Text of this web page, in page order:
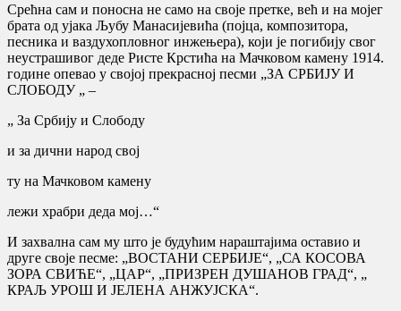
Срећна сам и поносна не само на своје претке, већ и на мојег
брата од ујака Љубу Манасијевића (појца, композитора,
песника и ваздухопловног инжењера), који је погибију свог
неустрашивог деде Ристе Крстића на Мачковом камену 1914.
године опевао у својој прекрасној песми „ЗА СРБИЈУ И
СЛОБОДУ „ –
„ За Србију и Слободу
и за дични народ свој
ту на Мачковом камену
лежи храбри деда мој…“
И захвална сам му што је будућим нараштајима оставио и
друге своје песме: „ВОСТАНИ СЕРБИЈЕ“, „СА КОСОВА
ЗОРА СВИЋЕ“, „ЦАР“, „ПРИЗРЕН ДУШАНОВ ГРАД“, „
КРАЉ УРОШ И ЈЕЛЕНА АНЖУЈСКА“.